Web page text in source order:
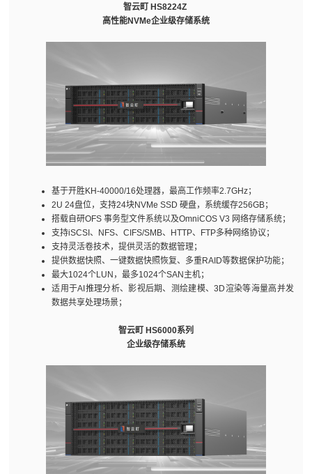
智云町 HS8224Z
高性能NVMe企业级存储系统
基于开胜KH-40000/16处理器，最高工作频率2.7GHz；
2U 24盘位，支持24块NVMe SSD 硬盘，系统缓存256GB；
搭载自研OFS 事务型文件系统以及OmniCOS V3 网络存储系统；
支持iSCSI、NFS、CIFS/SMB、HTTP、FTP多种网络协议；
支持灵活卷技术，提供灵活的数据管理；
提供数据快照、一键数据快照恢复、多重RAID等数据保护功能；
最大1024个LUN，最多1024个SAN主机；
适用于AI推理分析、影视后期、测绘建模、3D渲染等海量高并发
数据共享处理场景；
智云町 HS6000系列
企业级存储系统